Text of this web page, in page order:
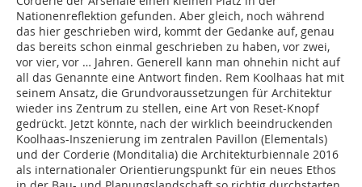
Nationenreflektion gefunden. Aber gleich, noch während
das hier geschrieben wird, kommt der Gedanke auf, genau
das bereits schon einmal geschrieben zu haben, vor zwei,
vor vier, vor … Jahren. Generell kann man ohnehin nicht auf
all das Genannte eine Antwort finden. Rem Koolhaas hat mit
seinem Ansatz, die Grundvoraussetzungen für Architektur
wieder ins Zentrum zu stellen, eine Art von Reset-Knopf
gedrückt. Jetzt könnte, nach der wirklich beeindruckenden
Koolhaas-Inszenierung im zentralen Pavillon (Elementals)
und der Corderie (Monditalia) die Architekturbiennale 2016
als internationaler Orientierungspunkt für ein neues Ethos